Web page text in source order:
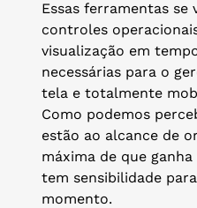
Essas ferramentas
controles
visualização em
necessárias para o
tela e totalmente
Como podemos
estão ao alcance de
máxima de que
tem sensibilidade
momento.